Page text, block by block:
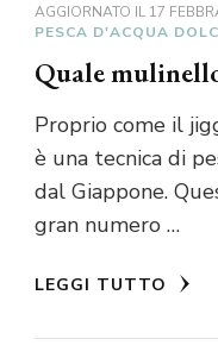
AGGIORNATO IL17
PESCA D'ACQUA
Quale
Proprio come il
è una tecnica di
dal Giappone.
gran numero …
LEGGI TUTTO